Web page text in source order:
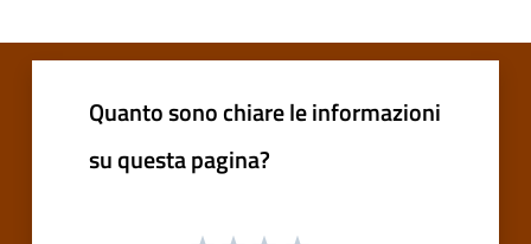
Quanto sono chiare le informazioni
su questa pagina?